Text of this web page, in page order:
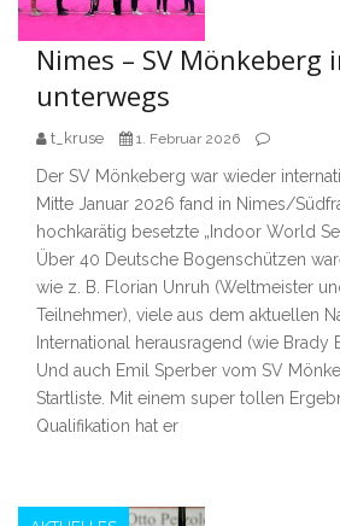
Nimes – SV
unterwegs
t_kruse 1. Februar 2026
Der SV Mönkeberg war wieder
Mitte Januar 2026 fand in Nimes/
hochkarätig besetzte „Indoor World
Über 40 Deutsche Bogenschützen
wie z. B. Florian Unruh (Weltmeister
Teilnehmer), viele aus dem aktuellen
International herausragend (wie Brady
Und auch Emil Sperber vom SV
Startliste. Mit einem super tollen
Qualifikation hat er